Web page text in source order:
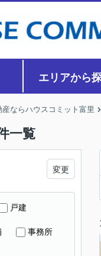
エリアから
ならハウスコミット富里
一覧
変更
戸建
事務所